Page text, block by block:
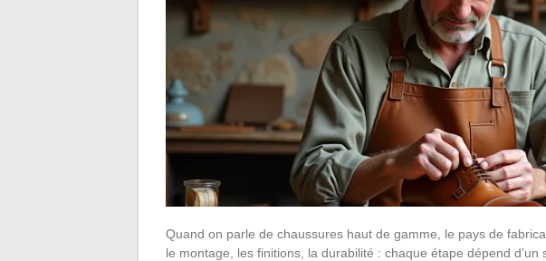
Quand on parle de chaussures haut de gamme, le pays de
le montage, les finitions, la durabilité : chaque étape dépend